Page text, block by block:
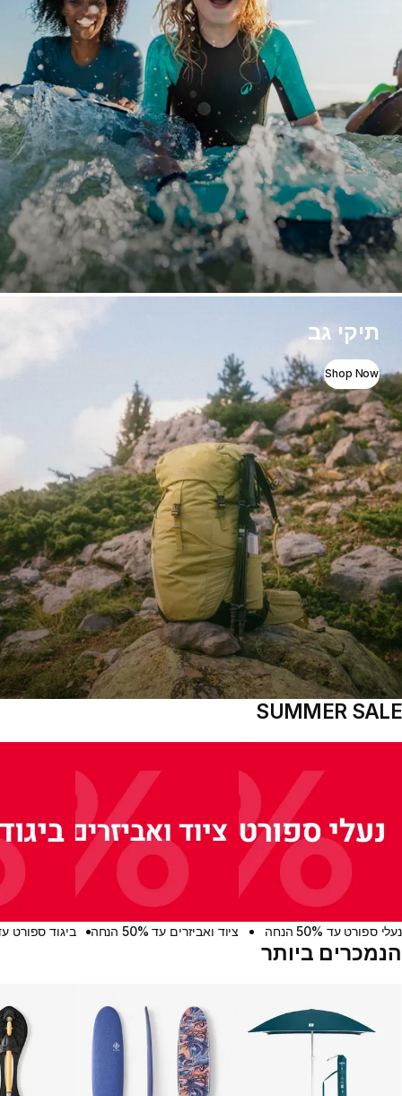
תיקי גב
Shop Now
SUMMER SALE
נעלי ספורט עד 50% הנחה ציוד ואביזרים עד 50% הנחה ביגוד ספורט עד 50%
הנמכרים ביותר